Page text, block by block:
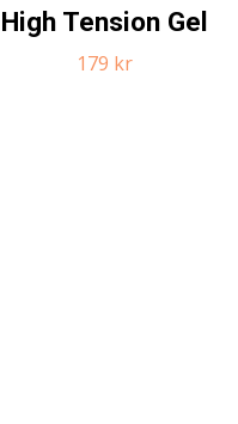
High Tension Gel
179 kr